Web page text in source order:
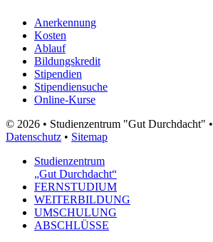
Anerkennung
Kosten
Ablauf
Bildungskredit
Stipendien
Stipendiensuche
Online-Kurse
© 2026 • Studienzentrum "Gut Durchdacht" •
Datenschutz • Sitemap
Studienzentrum
„Gut Durchdacht“
FERNSTUDIUM
WEITERBILDUNG
UMSCHULUNG
ABSCHLÜSSE